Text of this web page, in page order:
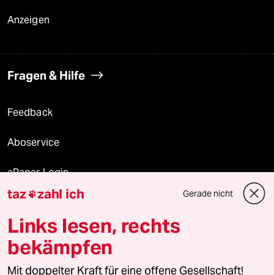
Anzeigen
Fragen & Hilfe
Feedback
Aboservice
ePaper Login
Downloads für Abonnierende
© 2026 taz Verlags und Vertriebs GmbH
Alle Rechte vorbehalten. Bei rechtlichen Fragen oder für Genehmigungen
taz zahl ich Gerade nicht
Links lesen, rechts
bekämpfen
Mit doppelter Kraft für eine offene Gesellschaft!